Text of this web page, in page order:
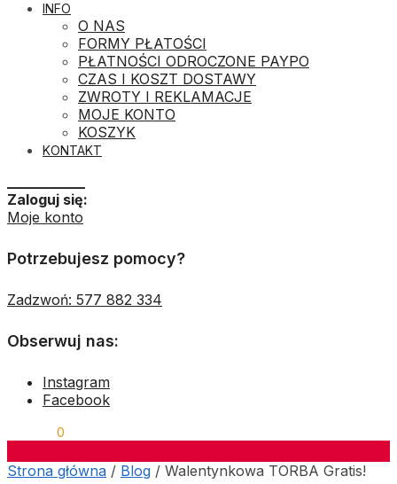
INFO
O NAS
FORMY PŁATOŚCI
PŁATNOŚCI ODROCZONE PAYPO
CZAS I KOSZT DOSTAWY
ZWROTY I REKLAMACJE
MOJE KONTO
KOSZYK
KONTAKT
Zaloguj się:
Moje konto
Potrzebujesz pomocy?
Zadzwoń: 577 882 334
Obserwuj nas:
Instagram
Facebook
0
Strona główna / Blog / Walentynkowa TORBA Gratis!